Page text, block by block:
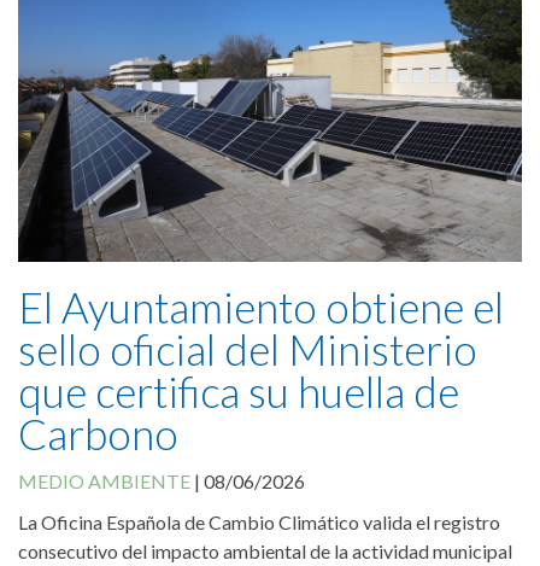
El Ayuntamiento obtiene el
sello oficial del Ministerio
que certifica su huella de
Carbono
MEDIO AMBIENTE | 08/06/2026
La Oficina Española de Cambio Climático valida el registro
consecutivo del impacto ambiental de la actividad municipal
Legal Notice
Cookies Policy